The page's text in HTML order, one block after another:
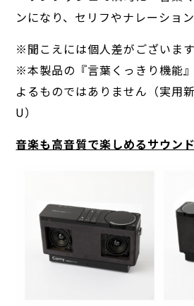
ンになり、セリフやナレーショ
※聞こえには個人差がございます
※本製品の『言葉くっきり機能
よるものではありません（実用
U）
音楽も高音質で楽しめるサウン